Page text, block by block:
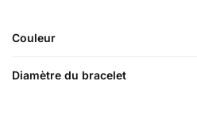
Couleur
Diamètre du bracelet